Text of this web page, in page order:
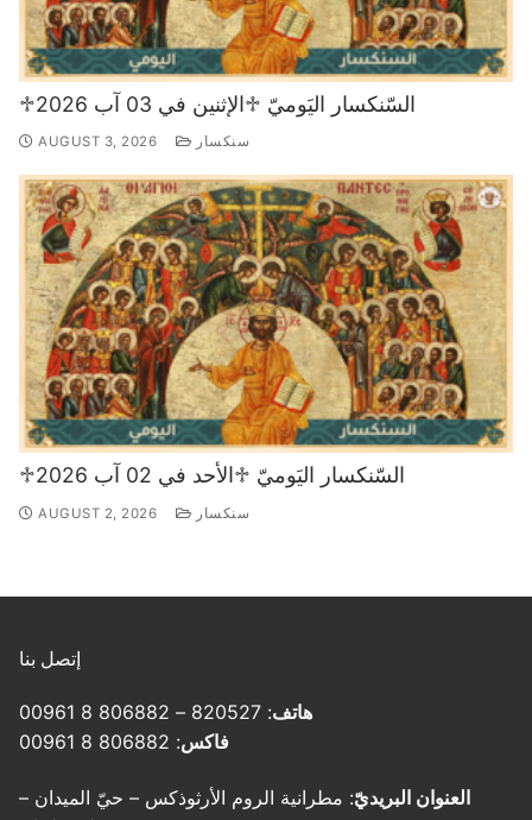
♱السّنكسار اليَوميّ ♱الإثنين في 03 آب 2026
AUGUST 3, 2026 سنكسار
♱السّنكسار اليَوميّ ♱الأحد في 02 آب 2026
AUGUST 2, 2026 سنكسار
إتصل بنا
هاتف: 820527 – 806882 8 00961
فاكس: 806882 8 00961
العنوان البريديّ: مطرانية الروم الأرثوذكس – حيّ الميدان –